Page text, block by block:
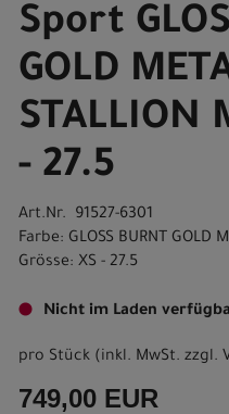
Sport
GOLD
STALLION
- 27.5
Art.Nr. 91527-6301
Farbe: GLOSS BURNT GOLD
Grösse: XS - 27.5
Nicht im Laden
pro Stück (inkl. MwSt. zzgl.
749,00 EUR